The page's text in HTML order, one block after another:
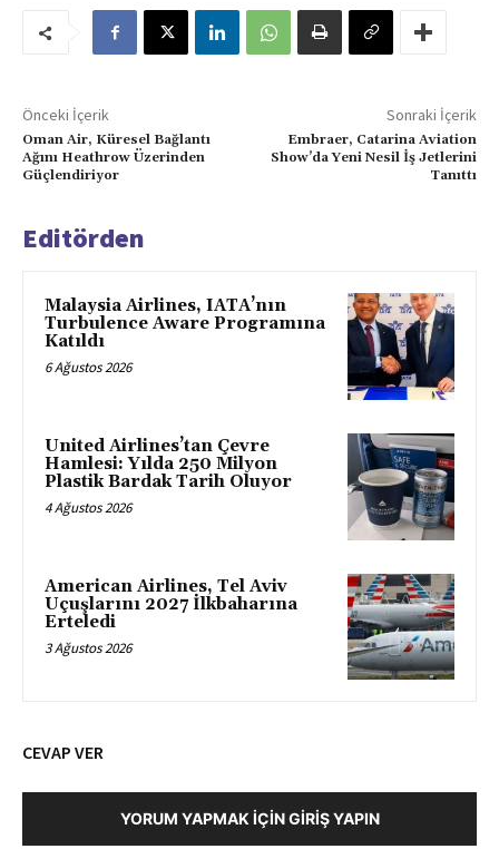
Önceki İçerik
Oman Air, Küresel Bağlantı
Ağını Heathrow Üzerinden
Güçlendiriyor
Sonraki İçerik
Embraer, Catarina Aviation
Show’da Yeni Nesil İş Jetlerini
Tanıttı
Editörden
Malaysia Airlines, IATA’nın
Turbulence Aware Programına
Katıldı
6 Ağustos 2026
United Airlines’tan Çevre
Hamlesi: Yılda 250 Milyon
Plastik Bardak Tarih Oluyor
4 Ağustos 2026
American Airlines, Tel Aviv
Uçuşlarını 2027 İlkbaharına
Erteledi
3 Ağustos 2026
CEVAP VER
YORUM YAPMAK İÇIN GIRIŞ YAPIN